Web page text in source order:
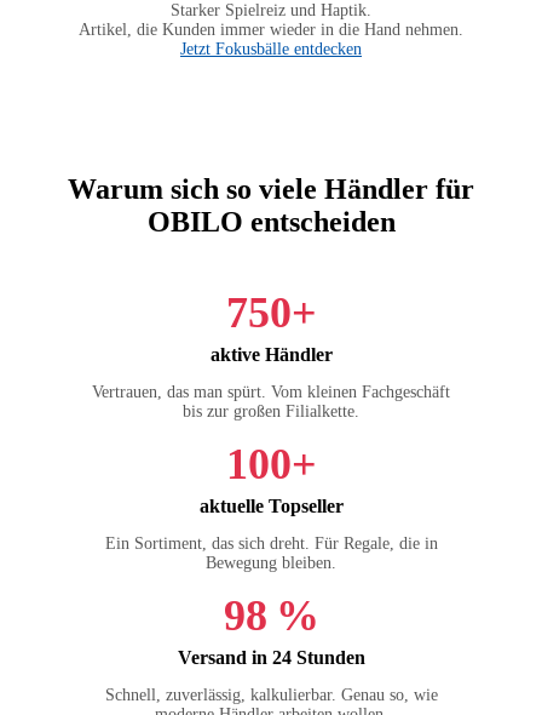
Starker Spielreiz und Haptik.
Artikel, die Kunden immer wieder in die Hand nehmen.
Jetzt Fokusbälle entdecken
Warum sich so viele Händler für
OBILO entscheiden
750+
aktive Händler
Vertrauen, das man spürt. Vom kleinen Fachgeschäft
bis zur großen Filialkette.
100+
aktuelle Topseller
Ein Sortiment, das sich dreht. Für Regale, die in
Bewegung bleiben.
98 %
Versand in 24 Stunden
Schnell, zuverlässig, kalkulierbar. Genau so, wie